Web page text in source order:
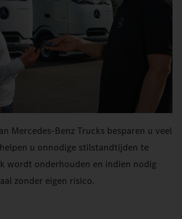
Mercedes‑Benz Trucks besparen u veel
u onnodige stilstandtijden te
wordt onderhouden en indien nodig
zonder eigen risico.